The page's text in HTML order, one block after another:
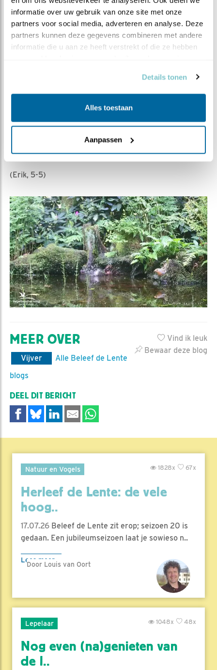
informatie over uw gebruik van onze site met onze
partners voor social media, adverteren en analyse. Deze
partners kunnen deze gegevens combineren met andere
informatie die u aan ze heeft verstrekt of die ze hebben
Details tonen
Alles toestaan
Aanpassen
Deze is gemaakt tijdens de lange, lange, lange
stortregendagen. Weer een juweeltje!
(Erik, 5-5)
Vind ik leuk
Bewaar deze blog
MEER OVER
Vijver
Alle Beleef de Lente
blogs
DEEL DIT BERICHT
Natuur en Vogels 67x
1828x
Herleef de Lente: de vele
hoog..
17.07.26 Beleef de Lente zit erop; seizoen 20 is
gedaan. Een jubileumseizoen laat je sowieso n..
Lees meer
Door Louis van Oort
Lepelaar 48x
1048x
Nog even (na)genieten van
de l..